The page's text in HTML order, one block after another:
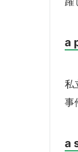
a
私
事
a